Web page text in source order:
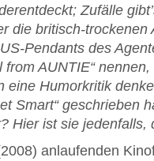
Zufälle
die britisch-trockenen
Pendants des
from AUNTIE“
eine Humorkritik
Smart“ geschrieben
Hier ist sie jedenfalls,
anlaufenden